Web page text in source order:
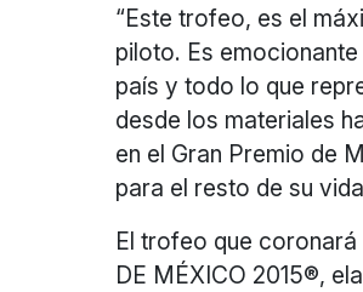
“Este trofeo, es el
piloto. Es
país y todo lo que
desde los materiales
en el Gran Premio de
para el resto de su
El trofeo que
DE MÉXICO 2015®,